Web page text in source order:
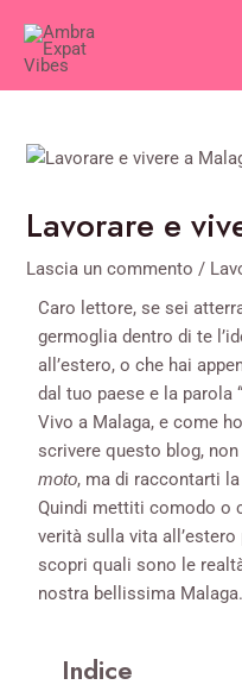
contenuto
Lavorare e
Lascia un commento /
Caro lettore, se sei
germoglia dentro di te
all’estero, o che hai
dal tuo paese e la parola
Vivo a Malaga, e come
scrivere questo blog,
moto, ma di raccontarti
Quindi mettiti comodo o
verità sulla vita
scopri quali sono le
nostra bellissima Malaga.
Indice